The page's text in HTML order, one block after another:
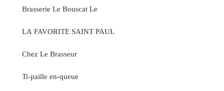
Brasserie Le Bouscat Le
LA FAVORITE SAINT PAUL
Chez Le Brasseur
Ti-paille en-queue